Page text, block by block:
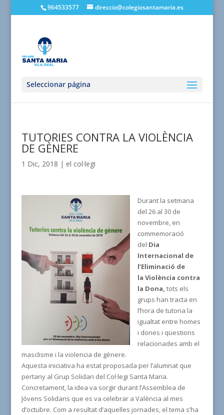
964533577 direccio@colegiosantamaria.es
Seleccionar página
TUTORIES CONTRA LA VIOLÈNCIA
DE GÈNERE
1 Dic, 2018 | el col·legi
Durant la setmana
del 26 al 30 de
novembre, en
commemoració
del Dia
Internacional de
l’Eliminació de
la Violència contra
la Dona, tots els
grups han tracta en
l’hora de tutoria la
igualtat entre homes
i dones i qüestions
relacionades amb el
masclisme i la violencia de gènere.
Aquesta iniciativa ha estat proposada per l’alumnat que
pertany al Grup Solidari del Col·legi Santa Maria.
Concretament, la idea va sorgir durant l’Assemblea de
Jóvens Solidaris que es va celebrar a València al mes
d’octubre. Com a resultat d’aquelles jornades, el tema s’ha